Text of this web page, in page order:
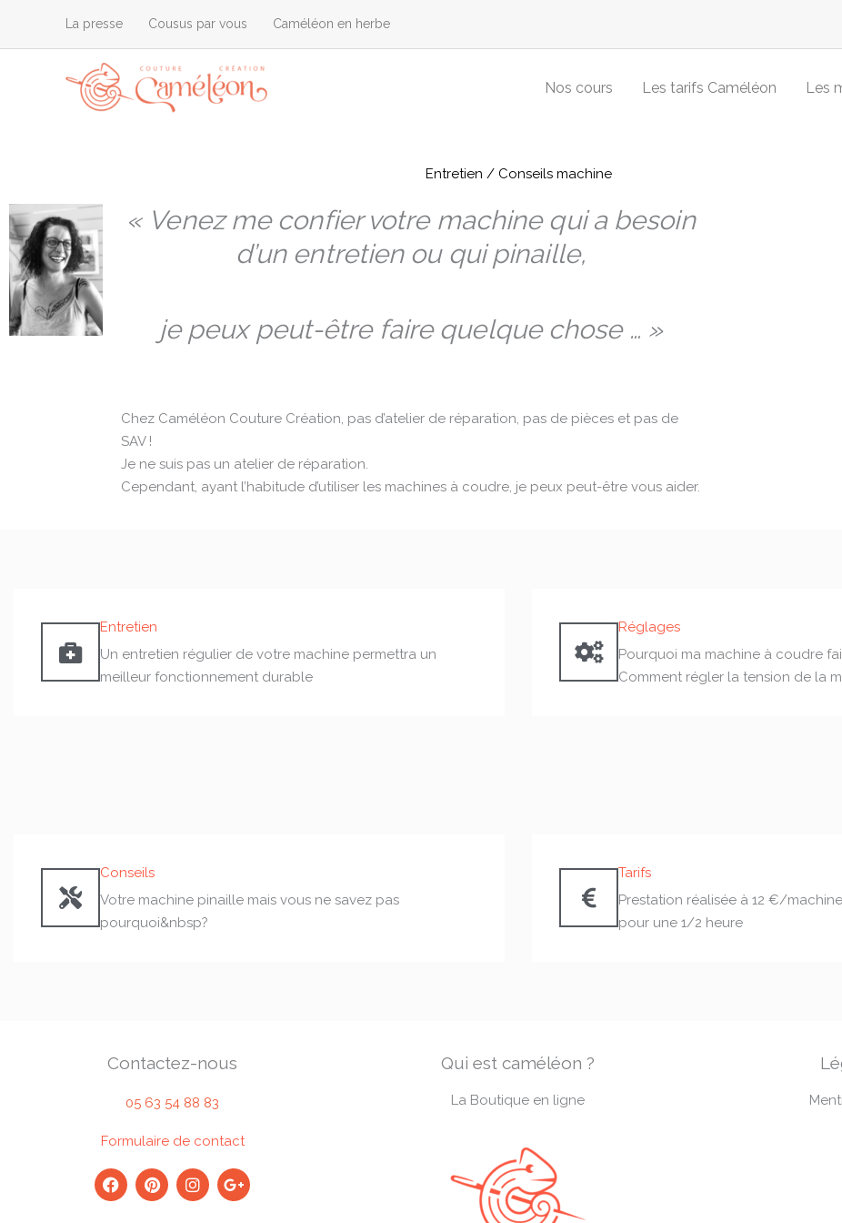
La presse Cousus par vous Caméléon en herbe
Nos cours Les tarifs Caméléon Les
Entretien / Conseils machine
« Venez me confier votre machine qui a besoin
d’un entretien ou qui pinaille,
je peux peut-être faire quelque chose … »
Chez Caméléon Couture Création, pas d’atelier de réparation, pas de pièces et pas de
SAV !
Je ne suis pas un atelier de réparation.
Cependant, ayant l’habitude d’utiliser les machines à coudre, je peux peut-être vous aider.
Entretien
Un entretien régulier de votre machine permettra un
meilleur fonctionnement durable
Réglages
Pourquoi ma machine à coudre
Comment régler la tension de la
Conseils
Votre machine pinaille mais vous ne savez pas
pourquoi&nbsp?
Tarifs
Prestation réalisée à 12 €/machine
pour une 1/2 heure
Contactez-nous
05 63 54 88 83
Formulaire de contact
F
a
c
P
i
n
I
n
s
G
o
o
Qui est caméléon ?
La Boutique en ligne